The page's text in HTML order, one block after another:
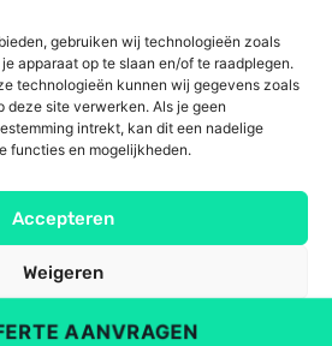
gebruiken wij technologieën zoals
apparaat op te slaan en/of te raadplegen.
technologieën kunnen wij gegevens zoals
deze site verwerken. Als je geen
intrekt, kan dit een nadelige
functies en mogelijkheden.
Accepteren
Weigeren
voorkeuren
Nieuws
AANVRAGEN